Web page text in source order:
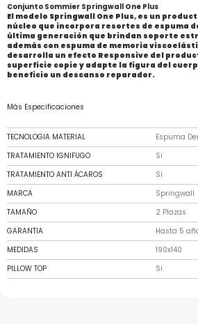
Conjunto Sommier Springwall One Plus
El modelo Springwall One Plus, es un
núcleo que incorpora resortes de espuma
última generación que brindan soporte
además con espuma de memoria
desarrolla un efecto Responsive del
superficie copie y adapte la figura del
beneficio un descanso reparador.
Más Especificaciones
TECNOLOGIA MATERIAL
Espuma
TRATAMIENTO IGNIFUGO
Si
TRATAMIENTO ANTI ÁCAROS
Si
MARCA
Springwall
TAMAÑO
2 Plazas
GARANTIA
Hasta 5
MEDIDAS
190x140
PILLOW TOP
Si